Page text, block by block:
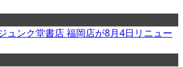
ュンク堂書店 福岡店が8月4日リニュー